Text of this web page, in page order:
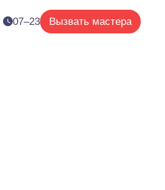
07–23 Вызвать мастера